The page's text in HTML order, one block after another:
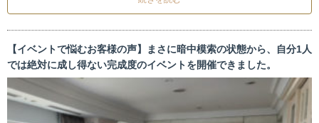
【イベントで悩むお客様の声】まさに暗中模索の状態から、自分1人
では絶対に成し得ない完成度のイベントを開催できました。